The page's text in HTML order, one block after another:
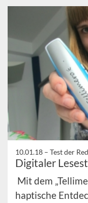
10.01.18 – Test der
Digitaler
Mit dem
haptische